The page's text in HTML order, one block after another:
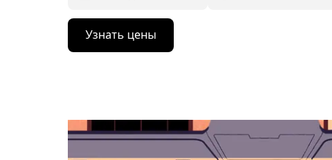
Нажмите
стрелку
вниз,
выбрать
дату.
Узнать цены